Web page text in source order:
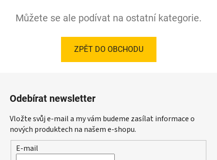
Můžete se ale podívat na ostatní kategorie.
ZPĚT DO OBCHODU
Odebírat newsletter
Vložte svůj e-mail a my vám budeme zasílat informace o
nových produktech na našem e-shopu.
E-mail